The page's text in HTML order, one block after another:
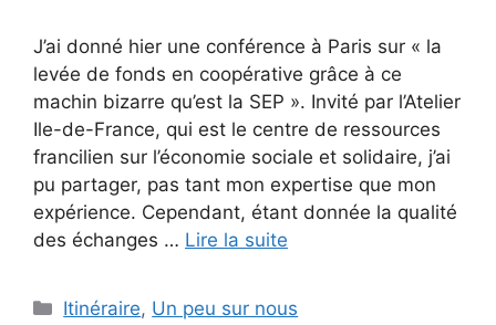
J’ai donné hier une conférence à Paris sur « la
levée de fonds en coopérative grâce à ce
machin bizarre qu’est la SEP ». Invité par l’Atelier
Ile-de-France, qui est le centre de ressources
francilien sur l’économie sociale et solidaire, j’ai
pu partager, pas tant mon expertise que mon
expérience. Cependant, étant donnée la qualité
des échanges … Lire la suite
Catégories
Itinéraire, Un peu sur nous